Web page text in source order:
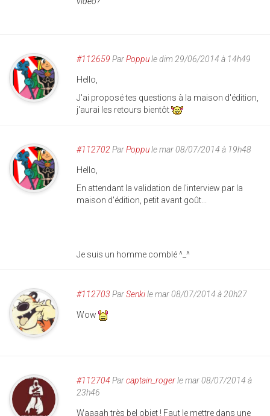
#112659 ParPoppule dim 29/06/2014 à 14h49
Hello,
J'ai proposé tes questions à la maison d'édition,
j'aurai les retours bientôt
#112702 ParPoppule mar 08/07/2014 à 19h48
Hello,
En attendant la validation de l'interview par la
maison d'édition, petit avant goût...
Je suis un homme comblé ^_^
#112703 ParSenkile mar 08/07/2014 à 20h27
Wow
#112704 Parcaptain_rogerle mar 08/07/2014 à
23h46
Waaaah très bel objet ! Faut le mettre dans une